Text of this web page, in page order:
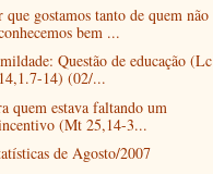
que gostamos tanto de quem não
bem ...
Questão de educação (Lc
14,1.7-14) (02/...
quem estava faltando um
(Mt 25,14-3...
de Agosto/2007